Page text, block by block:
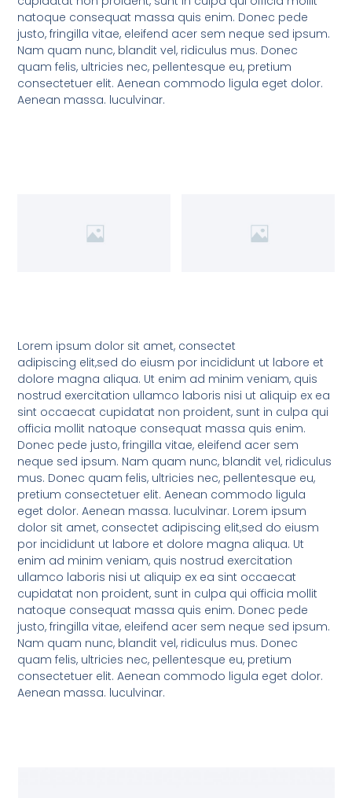
natoque consequat massa quis enim. Donec pede
justo, fringilla vitae, eleifend acer sem neque sed ipsum.
Nam quam nunc, blandit vel, ridiculus mus. Donec
quam felis, ultricies nec, pellentesque eu, pretium
consectetuer elit. Aenean commodo ligula eget dolor.
Aenean massa. luculvinar.
Lorem ipsum dolor sit amet, consectet
adipiscing elit,sed do eiusm por incididunt ut labore et
dolore magna aliqua. Ut enim ad minim veniam, quis
nostrud exercitation ullamco laboris nisi ut aliquip ex ea
sint occaecat cupidatat non proident, sunt in culpa qui
officia mollit natoque consequat massa quis enim.
Donec pede justo, fringilla vitae, eleifend acer sem
neque sed ipsum. Nam quam nunc, blandit vel, ridiculus
mus. Donec quam felis, ultricies nec, pellentesque eu,
pretium consectetuer elit. Aenean commodo ligula
eget dolor. Aenean massa. luculvinar. Lorem ipsum
dolor sit amet, consectet adipiscing elit,sed do eiusm
por incididunt ut labore et dolore magna aliqua. Ut
enim ad minim veniam, quis nostrud exercitation
ullamco laboris nisi ut aliquip ex ea sint occaecat
cupidatat non proident, sunt in culpa qui officia mollit
natoque consequat massa quis enim. Donec pede
justo, fringilla vitae, eleifend acer sem neque sed ipsum.
Nam quam nunc, blandit vel, ridiculus mus. Donec
quam felis, ultricies nec, pellentesque eu, pretium
consectetuer elit. Aenean commodo ligula eget dolor.
Aenean massa. luculvinar.